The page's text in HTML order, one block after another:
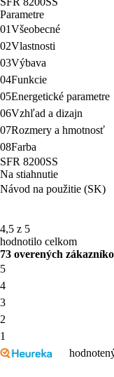
Parametre
01Všeobecné
02Vlastnosti
03Výbava
04Funkcie
05Energetické parametre
06Vzhľad a dizajn
07Rozmery a hmotnosť
08Farba
SFR 8200SS
Na stiahnutie
Návod na použitie (SK)
4,5 z 5
hodnotilo celkom
73 overených
5
4
3
2
1